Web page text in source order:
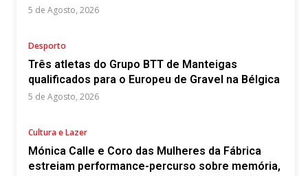
5 de Agosto, 2026
Desporto
Três atletas do Grupo BTT de Manteigas
qualificados para o Europeu de Gravel na Bélgica
5 de Agosto, 2026
Cultura e Lazer
Mónica Calle e Coro das Mulheres da Fábrica
estreiam performance-percurso sobre memória,